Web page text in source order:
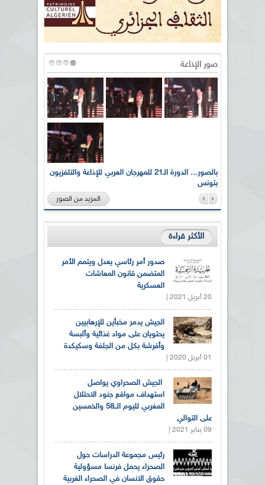
صور الإذاعة
بالصور... الدورة الـ21 للمهرجان العربي للإذاعة والتلفزيون
بتونس
المزيد من الصور
الأكثر قراءة
صدور أمر رئاسي يعدل ويتمم الأمر
المتضمن قانون المعاشات
العسكرية
20 أبريل 2021 |
الجيش يدمر مخبأين للإرهابيين
يحتويان على مواد غذائية وألبسة
وأفرشة بكل من الجلفة وسكيكدة
01 أبريل 2020 |
الجيش الصحراوي يواصل
استهداف مواقع جنود الاحتلال
المغربي لليوم الــ58 والخمسين
على التوالي
09 يناير 2021 |
رئيس مجموعة الدراسات حول
الصحراء يحمل فرنسا مسؤولية
حقوق الانسان في الصحراء الغربية